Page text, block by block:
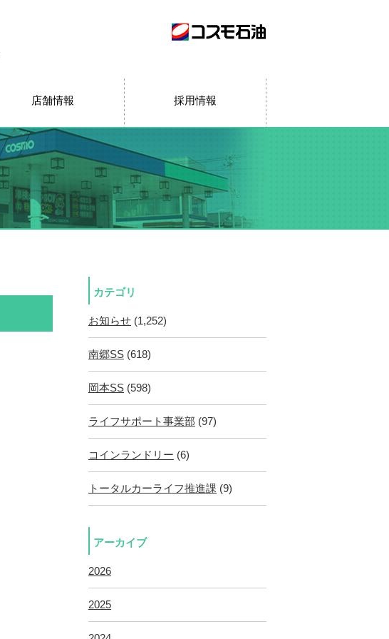
店舗情報 採用情報
カテゴリ
お知らせ (1,252)
南郷SS (618)
岡本SS (598)
ライフサポート事業部 (97)
コインランドリー (6)
トータルカーライフ推進課 (9)
アーカイブ
2026
2025